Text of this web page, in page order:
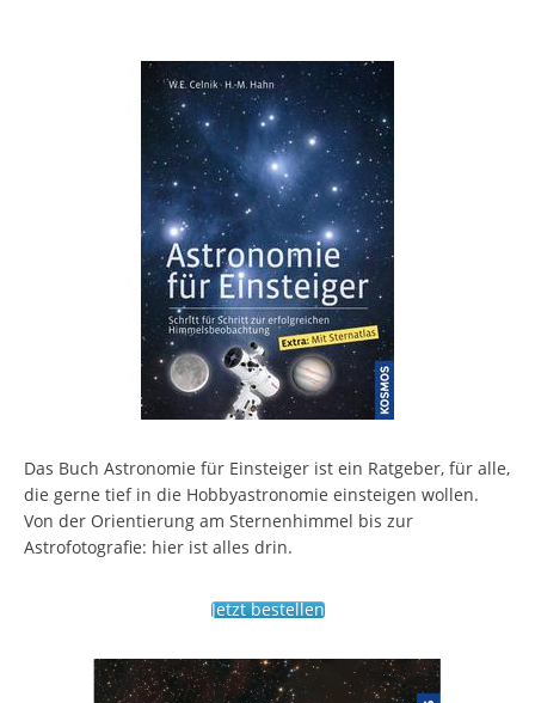
Das Buch Astronomie für Einsteiger ist ein Ratgeber, für alle,
die gerne tief in die Hobbyastronomie einsteigen wollen.
Von der Orientierung am Sternenhimmel bis zur
Astrofotografie: hier ist alles drin.
Jetzt bestellen